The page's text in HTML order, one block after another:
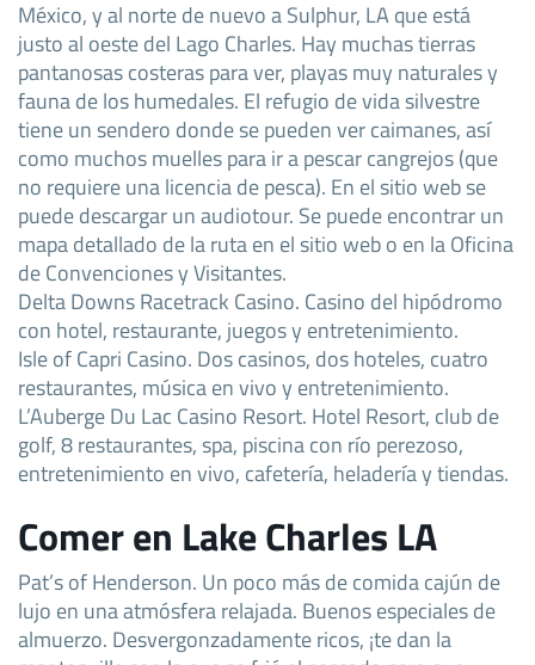
México, y al norte de nuevo a Sulphur, LA que está
justo al oeste del Lago Charles. Hay muchas tierras
pantanosas costeras para ver, playas muy naturales y
fauna de los humedales. El refugio de vida silvestre
tiene un sendero donde se pueden ver caimanes, así
como muchos muelles para ir a pescar cangrejos (que
no requiere una licencia de pesca). En el sitio web se
puede descargar un audiotour. Se puede encontrar un
mapa detallado de la ruta en el sitio web o en la Oficina
de Convenciones y Visitantes.
Delta Downs Racetrack Casino. Casino del hipódromo
con hotel, restaurante, juegos y entretenimiento.
Isle of Capri Casino. Dos casinos, dos hoteles, cuatro
restaurantes, música en vivo y entretenimiento.
L’Auberge Du Lac Casino Resort. Hotel Resort, club de
golf, 8 restaurantes, spa, piscina con río perezoso,
entretenimiento en vivo, cafetería, heladería y tiendas.
Comer en Lake Charles LA
Pat’s of Henderson. Un poco más de comida cajún de
lujo en una atmósfera relajada. Buenos especiales de
almuerzo. Desvergonzadamente ricos, ¡te dan la